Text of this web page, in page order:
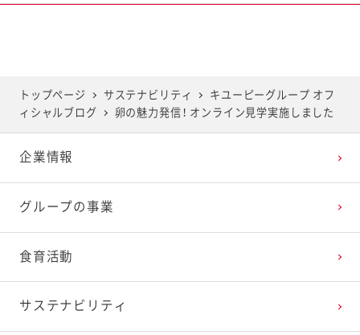
2025年4月
2025年3月
2025年2月
2025年1月
2024年5月
2024年4月
2024年3月
2024年2月
2023年6月
2023年5月
2023年4月
2023年3月
2022年7月
2022年6月
2022年5月
2022年4月
2021年8月
2021年7月
2021年6月
2021年5月
2020年9月
2020年8月
2020年7月
2020年6月
2019年10月
2019年9月
2019年8月
2019年7月
トップページ サステナビリティ
キユーピーグループ オフ
ィシャルブログ
卵の魅力発信！ オンライン見学実施しました
企業情報
グループの事業
食育活動
サステナビリティ